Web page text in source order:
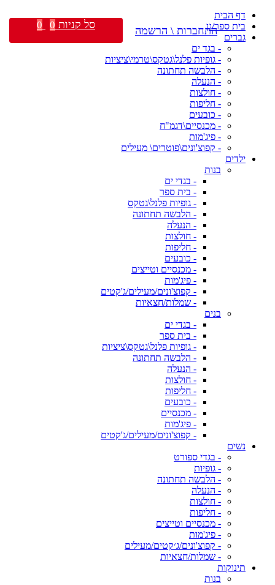
דף הבית
בית ספר/גן
גברים
- בגד ים
- גופיות פלנל\גטקס\טרמי\ציציות
- הלבשה תחתונה
- הנעלה
- חולצות
- חליפות
- כובעים
- מכנסיים\דגמ"ח
- פיג'מות
- קפוצ'ונים\פוטרים\ מעילים
ילדים
בנות
- בגדי ים
- בית ספר
- גופיות פלנל\גטקס
- הלבשה תחתונה
- הנעלה
- חולצות
- חליפות
- כובעים
- מכנסיים וטייצים
- פיג'מות
- קפוצ'ונים/מעילים/ג'קטים
- שמלות/חצאיות
בנים
- בגדי ים
- בית ספר
- גופיות פלנל\גטקס\ציציות
- הלבשה תחתונה
- הנעלה
- חולצות
- חליפות
- כובעים
- מכנסיים
- פיג'מות
- קפוצ'ונים/מעילים/ג'קטים
נשים
- בגדי ספורט
- גופיות
- הלבשה תחתונה
- הנעלה
- חולצות
- חליפות
- מכנסיים וטייצים
- פיג'מות
- קפוצ'ונים/ג׳קטים/מעילים
- שמלות/חצאיות
תינוקות
בנות
התחברות \ הרשמה סל קניות 0
0